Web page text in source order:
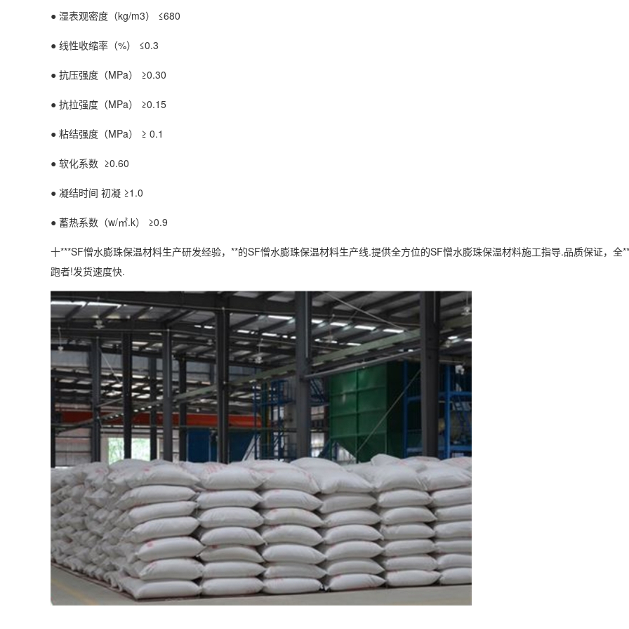
● 湿表观密度（kg/m3） ≤680
● 线性收缩率（%） ≤0.3
● 抗压强度（MPa） ≥0.30
● 抗拉强度（MPa） ≥0.15
● 粘结强度（MPa） ≥ 0.1
● 软化系数 ≥0.60
● 凝结时间 初凝 ≥1.0
● 蓄热系数（w/㎡.k） ≥0.9
十***SF憎水膨珠保温材料生产研发经验，**的SF憎水膨珠保温材料生产线.提供全方位的SF憎水膨珠保温材料施工指导.品质保证，全
跑者!发货速度快.